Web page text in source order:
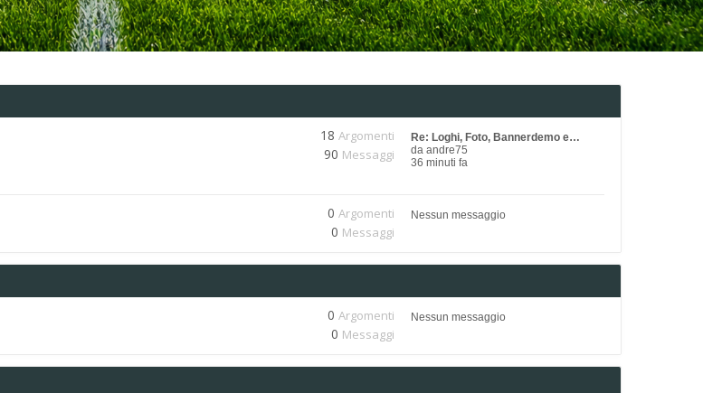
18 Argomenti
90 Messaggi
Re: Loghi, Foto, Bannerdemo e…
da andre75
36 minuti fa
0 Argomenti
0 Messaggi
Nessun messaggio
0 Argomenti
0 Messaggi
Nessun messaggio